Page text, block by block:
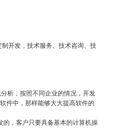
开发，技术服务、技术咨询、技
析，按照不同企业的情况，开发
件中，那样能够大大提高软件的
的，客户只要具备基本的计算机操